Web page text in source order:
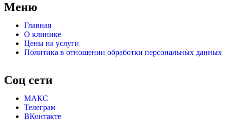
Меню
Главная
О клинике
Цены на услуги
Политика в отношении обработки персональных данных
Соц сети
МАКС
Телеграм
ВКонтакте